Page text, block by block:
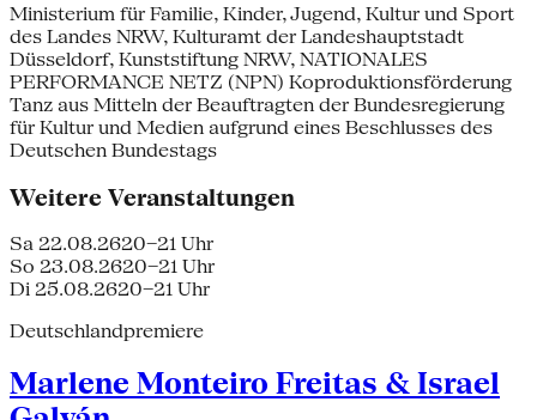
Ministerium für Familie, Kinder, Jugend, Kultur und Sport
des Landes NRW, Kulturamt der Landeshauptstadt
Düsseldorf, Kunststiftung NRW, NATIONALES
PERFORMANCE NETZ (NPN) Koproduktionsförderung
Tanz aus Mitteln der Beauftragten der Bundesregierung
für Kultur und Medien aufgrund eines Beschlusses des
Deutschen Bundestags
Weitere Veranstaltungen
Sa 22.08.2620–21 Uhr
So 23.08.2620–21 Uhr
Di 25.08.2620–21 Uhr
Deutschlandpremiere
Marlene Monteiro Freitas & Israel